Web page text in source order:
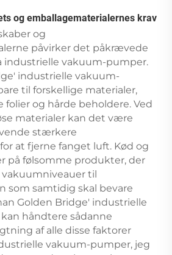
og emballagematerialernes krav
og
påvirker det påkrævede
industrielle vakuum-pumper.
industrielle vakuum-
til forskellige materialer,
folier og hårde beholdere. Ved
materialer kan det være
stærkere
at fjerne fanget luft. Kød og
på følsomme produkter, der
til
som samtidig skal bevare
Golden Bridge' industrielle
håndtere sådanne
af alle disse faktorer
vakuum-pumper, jeg